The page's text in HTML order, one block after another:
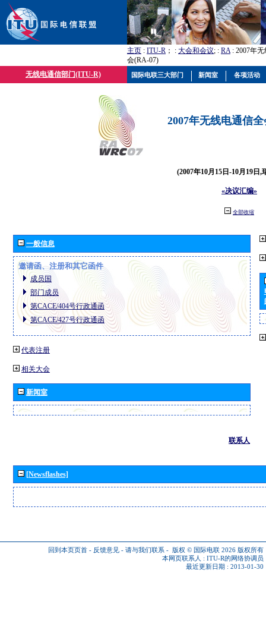
主页 : ITU-R ； : 大会和会议; : RA: 2007年
会(RA-07)
无线电通信部门(ITU-R)
2007年无线电通信
(2007年10月15日-10月19日,
«决议汇编»
全部收缩
一般信息
邀请函、注册和其它函件
成员国
部门成员
第CACE/404号行政通函
第CACE/427号行政通函
代表注册
相关大会
新闻室
联系人
[Newsflashes]
回到本页页首 - 反馈意见 - 请与我们联系 - 版权 © 国际电联 2026 版权所有
本网页联系人 : ITU-R的网络协调员
最近更新日期 : 2013-01-30
国际电联三大部门 新闻室 各项活动